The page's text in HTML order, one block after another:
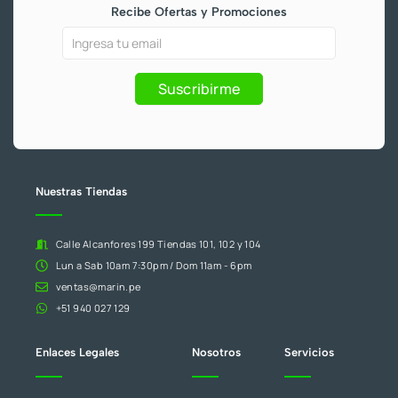
o
-
b
g
k
Recibe Ofertas y Promociones
Ofertas
Promociones
blanco.
Suscribirme
Nuestras Tiendas
Calle Alcanfores 199 Tiendas 101, 102 y 104
Lun a Sab 10am 7:30pm / Dom 11am - 6pm
ventas@marin.pe
+51 940 027 129
Enlaces Legales Nosotros Servicios